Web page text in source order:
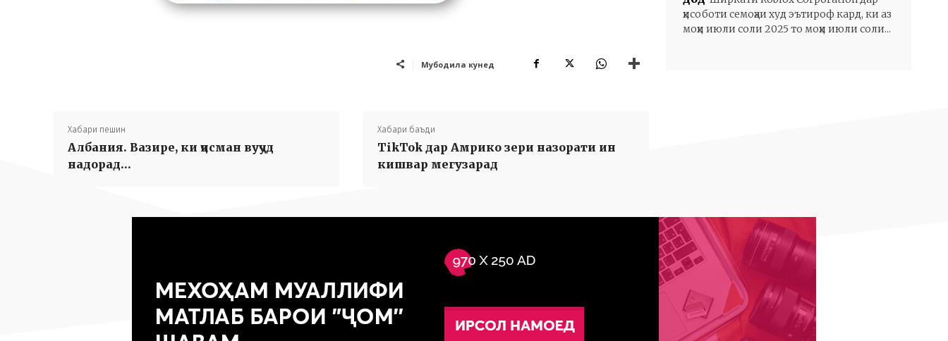
Мубодила кунед
Хабари пешин
Албания. Вазире, ки ҷисман вуҷуд
надорад…
Хабари баъди
TikTok дар Амрико зери назорати ин
кишвар мегузарад
ҳисоботи семоҳаи худ эътироф кард, ки аз
моҳи июли соли 2025 то моҳи июли соли...